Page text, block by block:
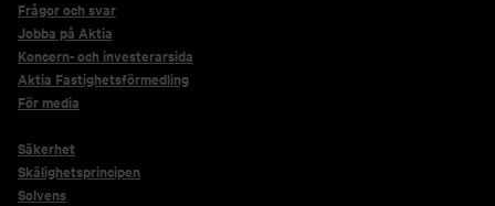
Frågor och svar
Jobba på Aktia
Koncern- och investerarsida
Aktia Fastighetsförmedling
För media
Säkerhet
Skälighetsprincipen
Solvens